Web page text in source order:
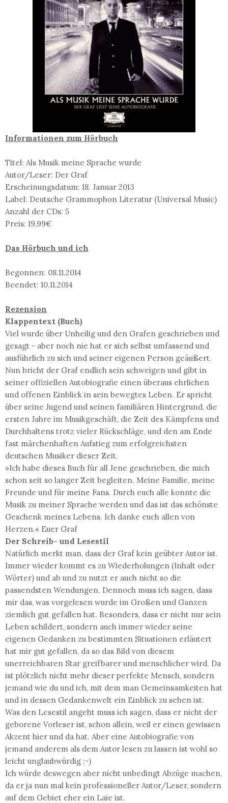
Informationen zum Hörbuch
Titel: Als Musik meine Sprache wurde
Autor/Leser: Der Graf
Erscheinungsdatum: 18. Januar 2013
Label: Deutsche Grammophon Literatur (Universal Music)
Anzahl der CDs: 5
Preis: 19,99€
Das Hörbuch und ich
Begonnen: 08.11.2014
Beendet: 10.11.2014
Rezension
Klappentext (Buch)
Viel wurde über Unheilig und den Grafen geschrieben und
gesagt - aber noch nie hat er sich selbst umfassend und
ausführlich zu sich und seiner eigenen Person geäußert.
Nun bricht der Graf endlich sein schweigen und gibt in
seiner offiziellen Autobiografie einen überaus ehrlichen
und offenen Einblick in sein bewegtes Leben. Er spricht
über seine Jugend und seinen familiären Hintergrund, die
ersten Jahre im Musikgeschäft, die Zeit des Kämpfens und
Durchhaltens trotz vieler Rückschläge, und den am Ende
fast märchenhaften Aufstieg zum erfolgreichsten
deutschen Musiker dieser Zeit.
»Ich habe dieses Buch für all Jene geschrieben, die mich
schon seit so langer Zeit begleiten. Meine Familie, meine
Freunde und für meine Fans. Durch euch alle konnte die
Musik zu meiner Sprache werden und das ist das schönste
Geschenk meines Lebens. Ich danke euch allen von
Herzen.« Euer Graf
Der Schreib- und Lesestil
Natürlich merkt man, dass der Graf kein geübter Autor ist.
Immer wieder kommt es zu Wiederholungen (Inhalt oder
Wörter) und ab und zu nutzt er auch nicht so die
passendsten Wendungen. Dennoch muss ich sagen, dass
mir das, was vorgelesen wurde im Großen und Ganzen
ziemlich gut gefallen hat. Besonders, dass er nicht nur sein
Leben schildert, sondern auch immer wieder seine
eigenen Gedanken zu bestimmten Situationen erläutert
hat mir gut gefallen, da so das Bild von diesem
unerreichbaren Star greifbarer und menschlicher wird. Da
ist plötzlich nicht mehr dieser perfekte Mensch, sondern
jemand wie du und ich, mit dem man Gemeinsamkeiten hat
und in dessen Gedankenwelt ein Einblick zu sehen ist.
Was den Lesestil angeht muss ich sagen, dass er nicht der
geborene Vorleser ist, schon allein, weil er einen gewissen
Akzent hier und da hat. Aber eine Autobiografie von
jemand anderem als dem Autor lesen zu lassen ist wohl so
leicht unglaubwürdig ;-)
Ich würde deswegen aber nicht unbedingt Abzüge machen,
da er ja nun mal kein professioneller Autor/Leser, sondern
auf dem Gebiet eher ein Laie ist.